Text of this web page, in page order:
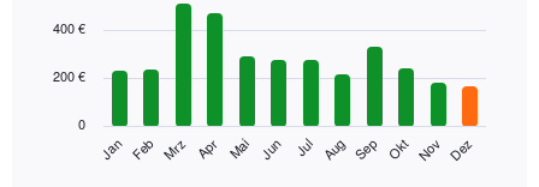
chart
bars.
folgende
graphic.
Jan Feb Mrz Apr Mai Jun Jul Aug Sep Okt Nov Dez
0
200 €
400 €